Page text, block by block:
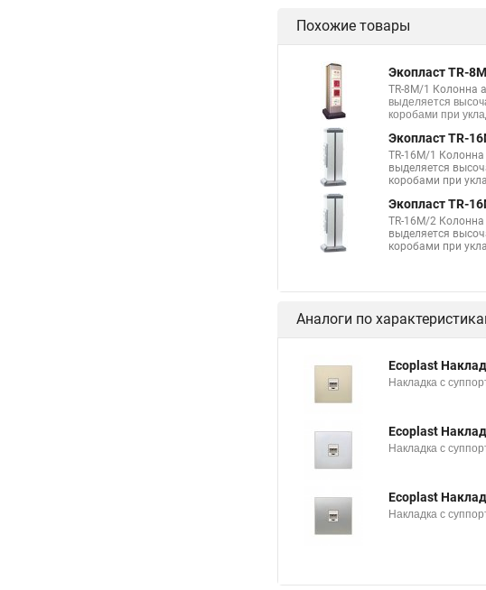
Похожие товары
Экопласт TR-
TR-8M/1 Колонна
выделяется
коробами при
Экопласт TR-
TR-16M/1
выделяется
коробами при
Экопласт TR-
TR-16M/2
выделяется
коробами при
Аналоги по
Ecoplast
Накладка с
Ecoplast
Накладка с
Ecoplast
Накладка с